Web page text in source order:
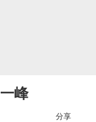
峰
分享